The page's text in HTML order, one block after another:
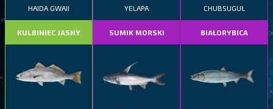
HAIDA GWAII
KULBINIEC JASNY
YELAPA
SUMIK MORSKI
CHUBSUGUŁ
BIAŁORYBICA